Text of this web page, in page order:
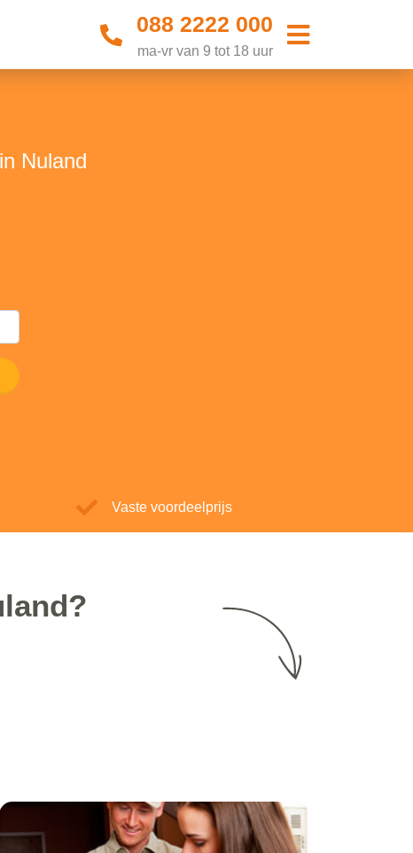
088 2222 000
ma-vr van 9 tot 18 uur
Nuland
Vaste voordeelprijs